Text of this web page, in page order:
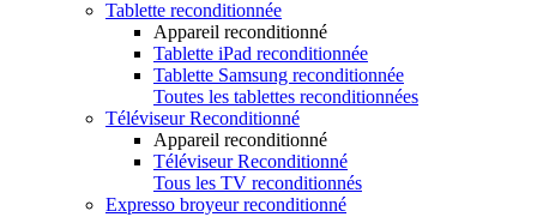
Tablette reconditionnée
Appareil reconditionné
Tablette iPad reconditionnée
Tablette Samsung reconditionnée
Toutes les tablettes reconditionnées
Téléviseur Reconditionné
Appareil reconditionné
Téléviseur Reconditionné
Tous les TV reconditionnés
Expresso broyeur reconditionné